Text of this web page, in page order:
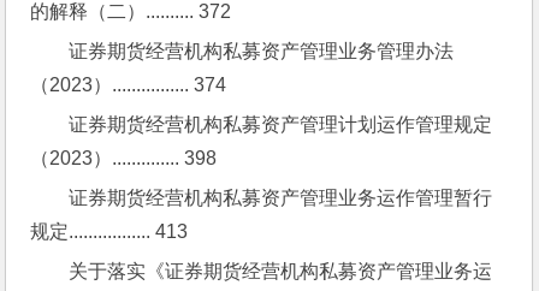
的解释（二）.......... 372
证券期货经营机构私募资产管理业务管理办法
（2023）................ 374
证券期货经营机构私募资产管理计划运作管理规定
（2023）.............. 398
证券期货经营机构私募资产管理业务运作管理暂行
规定................. 413
关于落实《证券期货经营机构私募资产管理业务运